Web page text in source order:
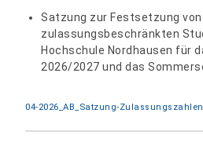
Satzung zur Festsetzung
zulassungsbeschränkten
Hochschule Nordhausen für
2026/2027 und das
04-2026_AB_Satzung-